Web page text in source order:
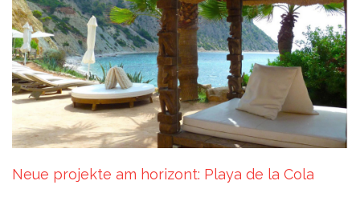
Neue projekte am horizont: Playa de la Cola